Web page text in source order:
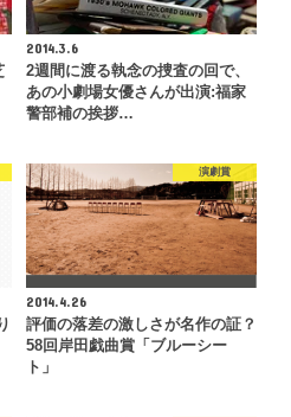
2014.3.6
2週間に渡る執念の捜査の回で、
あの小劇場女優さんが出演:福家
警部補の挨拶…
演劇賞
2014.4.26
評価の落差の激しさが名作の証？
58回岸田戯曲賞「ブルーシー
ト」